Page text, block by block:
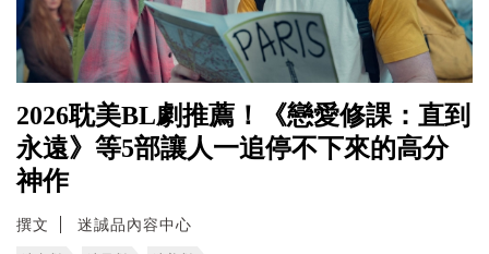
2026耽美BL劇推薦！《戀愛修課：直到
永遠》等5部讓人一追停不下來的高分
神作
撰文 迷誠品內容中心